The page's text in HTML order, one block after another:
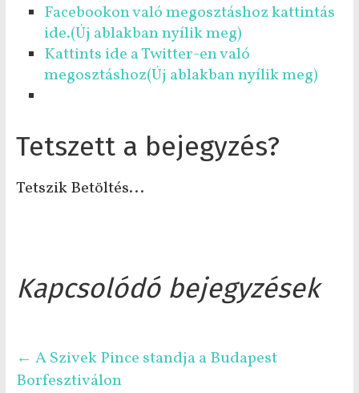
Facebookon való megosztáshoz kattintás
ide.(Új ablakban nyílik meg)
Kattints ide a Twitter-en való
megosztáshoz(Új ablakban nyílik meg)
Tetszett a bejegyzés?
TetszikBetöltés...
Kapcsolódó bejegyzések
← A Szivek Pince standja a Budapest
Borfesztiválon